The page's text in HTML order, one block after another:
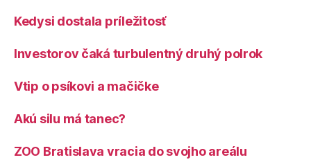
Kedysi dostala príležitosť
Investorov čaká turbulentný druhý polrok
Vtip o psíkovi a mačičke
Akú silu má tanec?
ZOO Bratislava vracia do svojho areálu